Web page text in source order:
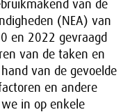
van de
(NEA) van
en 2022 gevraagd
van de taken en
van de gevoelde
en andere
in op enkele